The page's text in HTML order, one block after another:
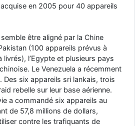
en 2005 pour 40 appareils
être aligné par la Chine
(100 appareils prévus à
livrés), l’Egypte et plusieurs pays
Le Venezuela a récemment
Des six appareils sri lankais, trois
rebelle sur leur base aérienne.
a commandé six appareils au
de 57,8 millions de dollars,
contre les trafiquants de